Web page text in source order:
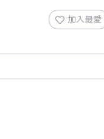
加入最愛